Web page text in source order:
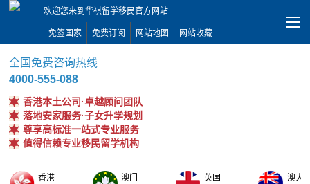
欢迎您来到华祺留学移民官方网站
免签国家 免费订阅 网站地图 网站收藏
全国免费咨询热线
4000-555-088
香港本土公司·卓越顾问团队
落地安家服务·子女升学规划
尊享高标准一站式专业服务
值得信赖专业移民留学机构
香港 澳门 英国 澳大